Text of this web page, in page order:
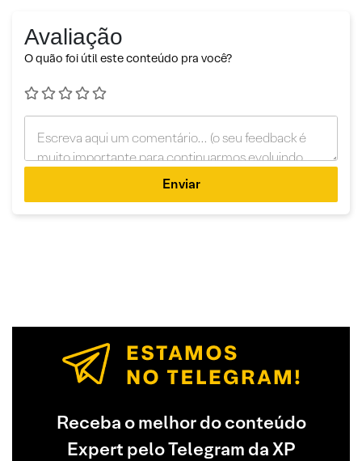
Avaliação
O quão foi útil este conteúdo pra você?
Enviar
Receba o melhor do conteúdo
Expert pelo Telegram da XP